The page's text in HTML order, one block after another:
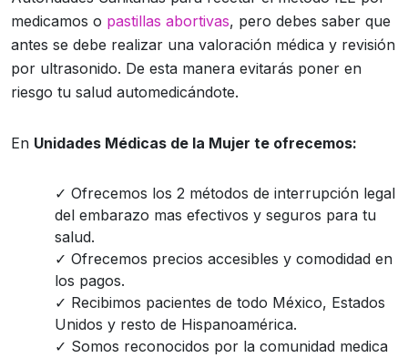
medicamos o pastillas abortivas, pero debes saber que
antes se debe realizar una valoración médica y revisión
por ultrasonido. De esta manera evitarás poner en
riesgo tu salud automedicándote.
En Unidades Médicas de la Mujer te ofrecemos:
Ofrecemos los 2 métodos de interrupción legal
del embarazo mas efectivos y seguros para tu
salud.
Ofrecemos precios accesibles y comodidad en
los pagos.
Recibimos pacientes de todo México, Estados
Unidos y resto de Hispanoamérica.
Somos reconocidos por la comunidad medica